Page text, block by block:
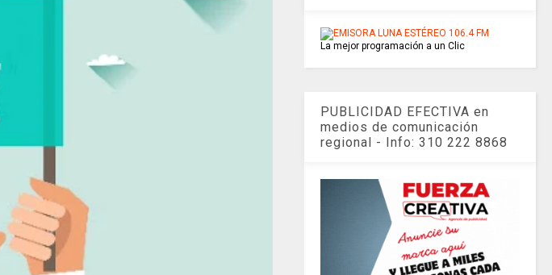
La mejor programación a un Clic
PUBLICIDAD EFECTIVA en
medios de comunicación
regional - Info: 310 222 8868